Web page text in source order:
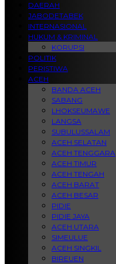
DAERAH
JABODETABEK
INTERNASIONAL
HUKUM & KRIMINAL
KORUPSI
POLITIK
PERISTIWA
ACEH
BANDA ACEH
SABANG
LHOKSEUMAWE
LANGSA
SUBULUSSALAM
ACEH SELATAN
ACEH TENGGARA
ACEH TIMUR
ACEH TENGAH
ACEH BARAT
ACEH BESAR
PIDIE
PIDIE JAYA
ACEH UTARA
SIMEULUE
ACEH SINGKIL
BIREUEN